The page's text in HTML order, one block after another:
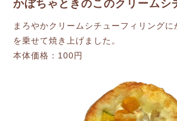
かぼちゃときのこのクリームシ
まろやかクリームシチューフィリングに
を乗せて焼き上げました。
本体価格：100円